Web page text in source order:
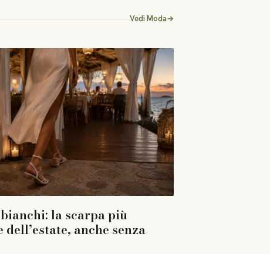
VediModa→
la scarpa più
dell’estate, anche senza